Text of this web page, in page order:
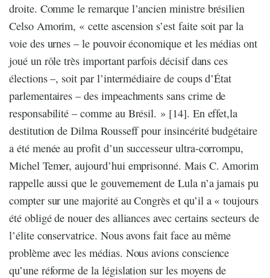
droite. Comme le remarque l’ancien ministre brésilien
Celso Amorim, « cette ascension s’est faite soit par la
voie des urnes – le pouvoir économique et les médias ont
joué un rôle très important parfois décisif dans ces
élections –, soit par l’intermédiaire de coups d’État
parlementaires – des impeachments sans crime de
responsabilité – comme au Brésil. » [14]. En effet,la
destitution de Dilma Rousseff pour insincérité budgétaire
a été menée au profit d’un successeur ultra-corrompu,
Michel Temer, aujourd’hui emprisonné. Mais C. Amorim
rappelle aussi que le gouvernement de Lula n’a jamais pu
compter sur une majorité au Congrès et qu’il a « toujours
été obligé de nouer des alliances avec certains secteurs de
l’élite conservatrice. Nous avons fait face au même
problème avec les médias. Nous avions conscience
qu’une réforme de la législation sur les moyens de